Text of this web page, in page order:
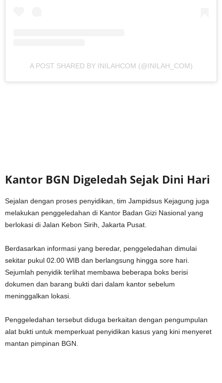
A POST SHARED BY INILAHCOM (@INILAH_COM)
Kantor BGN Digeledah Sejak Dini Hari
Sejalan dengan proses penyidikan, tim Jampidsus Kejagung juga
melakukan penggeledahan di Kantor Badan Gizi Nasional yang
berlokasi di Jalan Kebon Sirih, Jakarta Pusat.
Berdasarkan informasi yang beredar, penggeledahan dimulai
sekitar pukul 02.00 WIB dan berlangsung hingga sore hari.
Sejumlah penyidik terlihat membawa beberapa boks berisi
dokumen dan barang bukti dari dalam kantor sebelum
meninggalkan lokasi.
Penggeledahan tersebut diduga berkaitan dengan pengumpulan
alat bukti untuk memperkuat penyidikan kasus yang kini menyeret
mantan pimpinan BGN.